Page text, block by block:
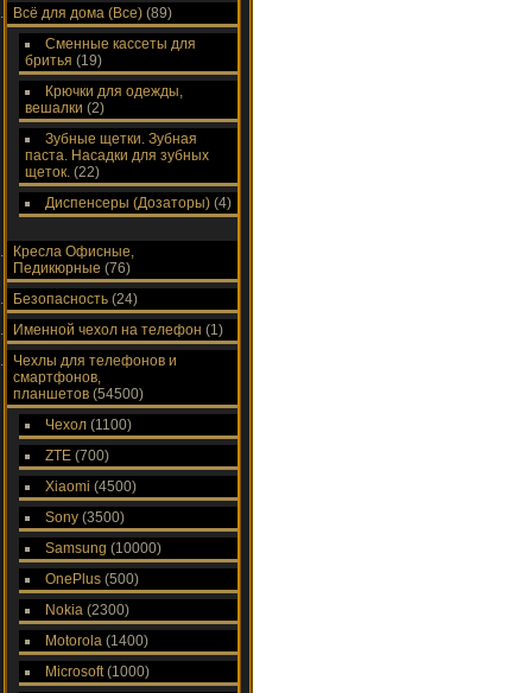
Всё для дома (Все) (89)
Сменные кассеты для
бритья (19)
Крючки для одежды,
вешалки (2)
Зубные щетки. Зубная
паста. Насадки для зубных
щеток. (22)
Диспенсеры (Дозаторы) (4)
Кресла Офисные,
Педикюрные (76)
Безопасность (24)
Именной чехол на телефон (1)
Чехлы для телефонов и
смартфонов,
планшетов (54500)
Чехол (1100)
ZTE (700)
Xiaomi (4500)
Sony (3500)
Samsung (10000)
OnePlus (500)
Nokia (2300)
Motorola (1400)
Microsoft(1000)